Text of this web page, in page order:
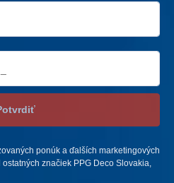
ponúk a ďalších marketingových
značiek PPG Deco Slovakia,